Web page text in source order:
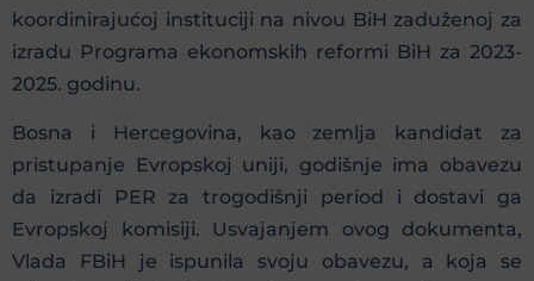
koordinirajućoj instituciji na nivou BiH zaduženoj za
izradu Programa ekonomskih reformi BiH za 2023-
2025. godinu.
Bosna i Hercegovina, kao zemlja kandidat za
pristupanje Evropskoj uniji, godišnje ima obavezu
da izradi PER za trogodišnji period i dostavi ga
Evropskoj komisiji. Usvajanjem ovog dokumenta,
Vlada FBiH je ispunila svoju obavezu, a koja se